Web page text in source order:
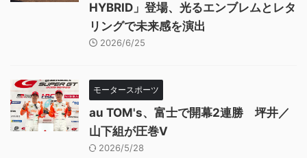
HYBRID」登場、光るエンブレムとレタ
リングで未来感を演出
2026/6/25
モータースポーツ
au TOM's、富士で開幕2連勝 坪井／
山下組が圧巻V
2026/5/28